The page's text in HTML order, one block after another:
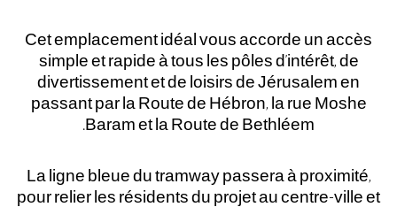
Cet emplacement idéal vous accorde un accès
simple et rapide à tous les pôles d’intérêt, de
divertissement et de loisirs de Jérusalem en
passant par la Route de Hébron, la rue Moshe
Baram et la Route de Bethléem.
La ligne bleue du tramway passera à proximité,
pour relier les résidents du projet au centre-ville et